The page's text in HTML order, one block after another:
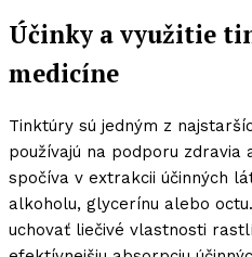
Účinky a využitie
medicíne
Tinktúry sú jedným z
používajú na podporu
spočíva v extrakcii účinných
alkoholu, glycerínu alebo
uchovať liečivé vlastnosti